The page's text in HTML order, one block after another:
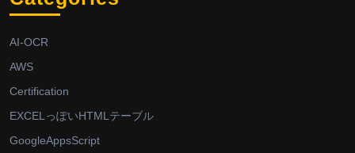
AI-OCR
AWS
Certification
EXCELっぽいHTMLテーブル
GoogleAppsScript